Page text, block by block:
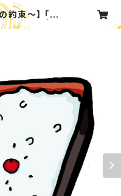
約束〜】 「中
典付き） | C